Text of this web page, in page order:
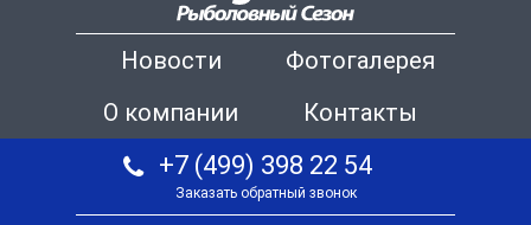
Новости
Фотогалерея
О компании
Контакты
+7 (499) 398 22 54
Заказать обратный звонок